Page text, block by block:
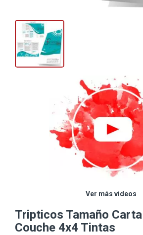
Ver más videos
Tripticos Tamaño Carta
Couche 4x4 Tintas